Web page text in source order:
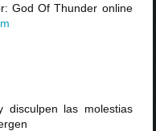
God Of Thunder online
las molestias